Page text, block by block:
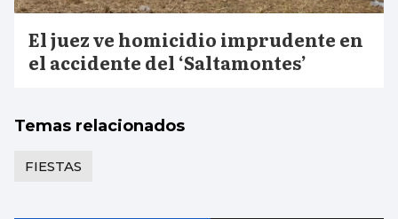
El juez ve homicidio imprudente en
el accidente del ‘Saltamontes’
Temas relacionados
FIESTAS